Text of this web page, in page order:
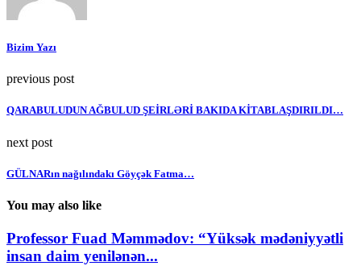
Bizim Yazı
previous post
QARABULUDUN AĞBULUD ŞEİRLƏRİ BAKIDA KİTABLAŞDIRILDI…
next post
GÜLNARın nağılındakı Göyçək Fatma…
You may also like
Professor Fuad Məmmədov: “Yüksək mədəniyyətli
insan daim yenilənən...